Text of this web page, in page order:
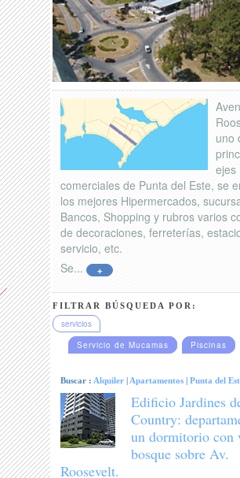
uno
ejes
comerciales de Punta del Este, se
los mejores Hipermercados,
Bancos, Shopping y rubros varios
de decoraciones, ferreterías,
servicio, etc.
Se...
+
FILTRAR BÚSQUEDA POR:
servicios
Servicio de Mucamas
Piscinas
Buscar : Alquiler | Apartamentos |Punta del
Edificio Jardines
Country:
un dormitorio con
bosque sobre Av.
Roosevelt.